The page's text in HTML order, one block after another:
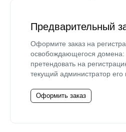
Предварительный
Оформите заказ на
освобождающегося
претендовать на
текущий администратор его
Оформить заказ